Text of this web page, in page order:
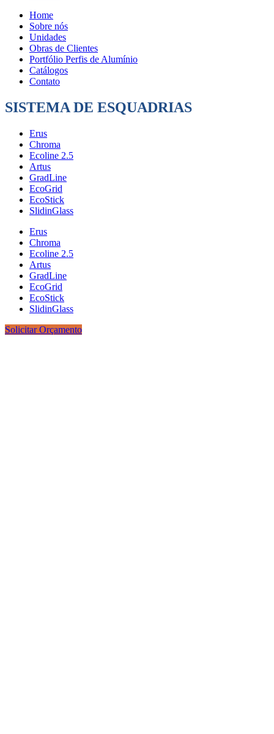
Home
Sobre nós
Unidades
Obras de Clientes
Portfólio Perfis de Alumínio
Catálogos
Contato
SISTEMA DE ESQUADRIAS
Erus
Chroma
Ecoline 2.5
Artus
GradLine
EcoGrid
EcoStick
SlidinGlass
Erus
Chroma
Ecoline 2.5
Artus
GradLine
EcoGrid
EcoStick
SlidinGlass
Solicitar Orçamento